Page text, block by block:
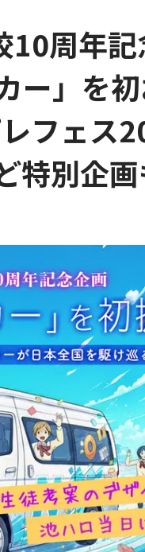
10周年記
ー」を初
フェス
特別企